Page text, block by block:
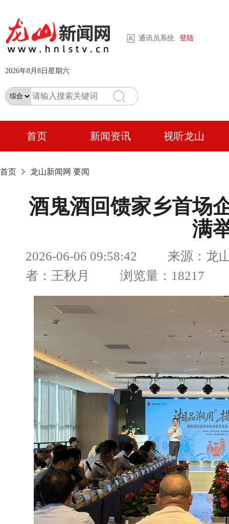
通讯员系统 登陆
2026年8月8日星期六
首页 新闻资讯 视听龙山
首页 龙山新闻网 要闻
酒鬼酒回馈家乡首场
满
2026-06-06 09:58:42 来源：龙山
者：王秋月 浏览量：18217